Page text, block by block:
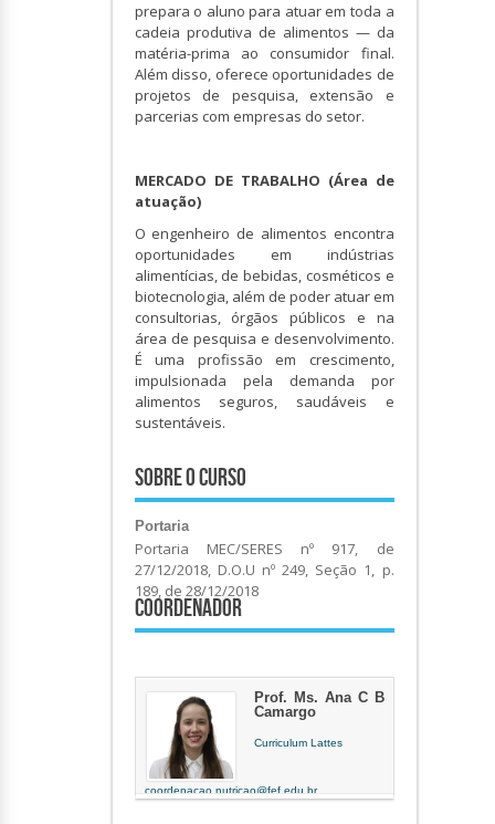
prepara o aluno para atuar em toda a
cadeia produtiva de alimentos — da
matéria-prima ao consumidor final.
Além disso, oferece oportunidades de
projetos de pesquisa, extensão e
parcerias com empresas do setor.
MERCADO DE TRABALHO (Área de
atuação)
O engenheiro de alimentos encontra
oportunidades em indústrias
alimentícias, de bebidas, cosméticos e
biotecnologia, além de poder atuar em
consultorias, órgãos públicos e na
área de pesquisa e desenvolvimento.
É uma profissão em crescimento,
impulsionada pela demanda por
alimentos seguros, saudáveis e
sustentáveis.
Sobre o Curso
Portaria
Portaria MEC/SERES nº 917, de
27/12/2018, D.O.U nº 249, Seção 1, p.
189, de 28/12/2018
Coordenador
Prof. Ms. Ana C B
Camargo
Curriculum Lattes
coordenacao.nutricao@fef.edu.br